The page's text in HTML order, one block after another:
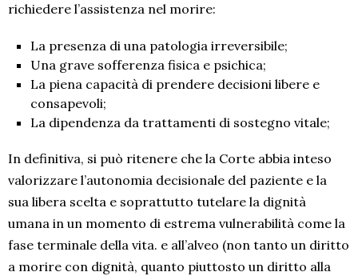
richiedere l’assistenza nel morire:
La presenza di una patologia irreversibile;
Una grave sofferenza fisica e psichica;
La piena capacità di prendere decisioni libere e
consapevoli;
La dipendenza da trattamenti di sostegno vitale;
In definitiva, si può ritenere che la Corte abbia inteso
valorizzare l’autonomia decisionale del paziente e la
sua libera scelta e soprattutto tutelare la dignità
umana in un momento di estrema vulnerabilità come la
fase terminale della vita. e all’alveo (non tanto un diritto
a morire con dignità, quanto piuttosto un diritto alla